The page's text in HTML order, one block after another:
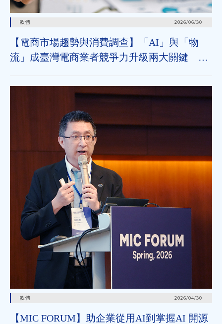
軟體 2026/06/30
【電商市場趨勢與消費調查】「AI」與「物
流」成臺灣電商業者競爭力升級兩大關鍵 近
超取
軟體 2026/04/30
【MIC FORUM】助企業從用AI到掌握AI 開源